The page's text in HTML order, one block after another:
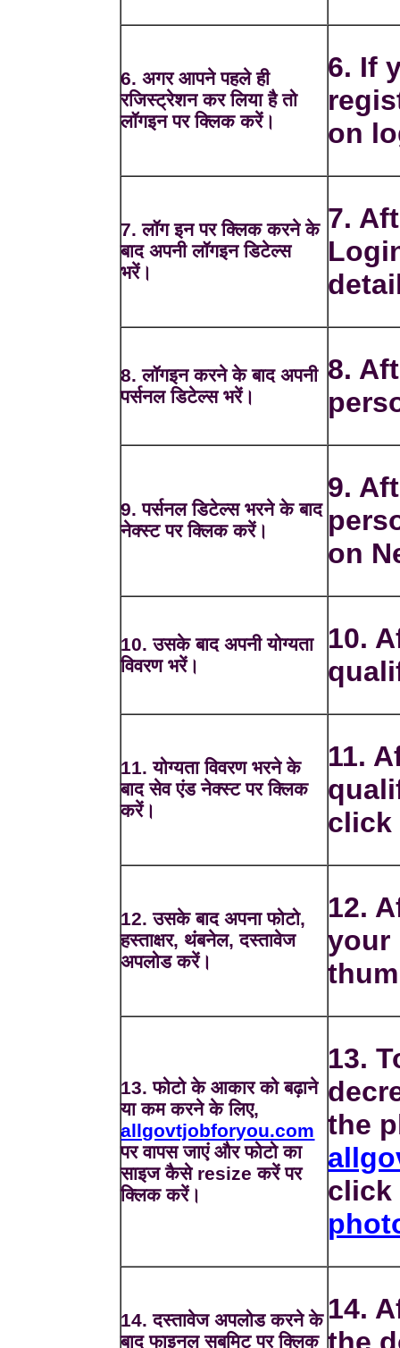
6. अगर आपने पहले ही
रजिस्ट्रेशन कर लिया है तो
लॉगइन पर क्लिक करें।
6. If
on
7. लॉग इन पर क्लिक करने के
बाद अपनी लॉगइन डिटेल्स
भरें।
7.
8. लॉगइन करने के बाद अपनी
पर्सनल डिटेल्स भरें।
8.
9. पर्सनल डिटेल्स भरने के बाद
नेक्स्ट पर क्लिक करें।
9.
on
10. उसके बाद अपनी योग्यता
विवरण भरें।
10.
11. योग्यता विवरण भरने के
बाद सेव एंड नेक्स्ट पर क्लिक
करें।
11.
click
12. उसके बाद अपना फोटो,
हस्ताक्षर, थंबनेल, दस्तावेज
अपलोड करें।
12.
your
13. फोटो के आकार को बढ़ाने
या कम करने के लिए,
allgovtjobforyou.com
पर वापस जाएं और फोटो का
साइज कैसे resize करें पर
क्लिक करें।
13.
the
14. दस्तावेज अपलोड करने के
बाद फाइनल सबमिट पर क्लिक
14.